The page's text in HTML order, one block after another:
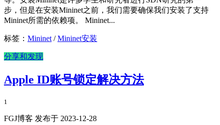
步，但是在安装Mininet之前，我们需要确保我们安装了支持
Mininet所需的依赖项。 Mininet...
标签： Mininet /Mininet安装
分享和发现
Apple ID账号锁定解决方法
1
FGJ博客 发布于 2023-12-28